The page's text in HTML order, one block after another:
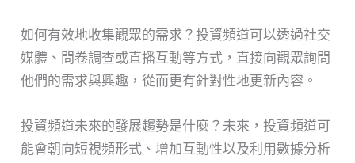
如何有效地收集觀眾的需求？投資頻道可以透過社交
媒體、問卷調查或直播互動等方式，直接向觀眾詢問
他們的需求與興趣，從而更有針對性地更新內容。
投資頻道未來的發展趨勢是什麼？未來，投資頻道可
能會朝向短視頻形式、增加互動性以及利用數據分析